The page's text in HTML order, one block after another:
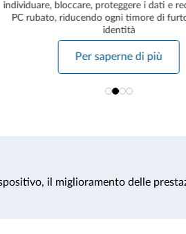
individuare, bloccare, proteggere i dati e
PC rubato, riducendo ogni timore di
identità
Per saperne di più
il miglioramento delle